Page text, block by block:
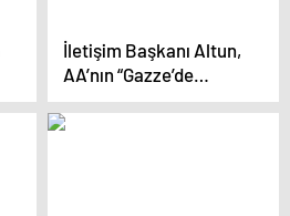
İletişim Başkanı Altun,
AA’nın “Gazze’de
Soykırım: Yeni
Kanıtlar” panelinde